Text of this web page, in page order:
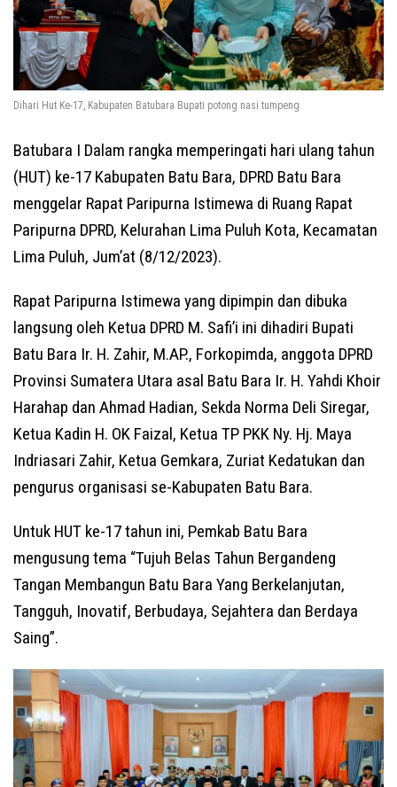
Dihari Hut Ke-17, Kabupaten Batubara Bupati potong nasi tumpeng
Batubara I Dalam rangka memperingati hari ulang tahun
(HUT) ke-17 Kabupaten Batu Bara, DPRD Batu Bara
menggelar Rapat Paripurna Istimewa di Ruang Rapat
Paripurna DPRD, Kelurahan Lima Puluh Kota, Kecamatan
Lima Puluh, Jum’at (8/12/2023).
Rapat Paripurna Istimewa yang dipimpin dan dibuka
langsung oleh Ketua DPRD M. Safi’i ini dihadiri Bupati
Batu Bara Ir. H. Zahir, M.AP., Forkopimda, anggota DPRD
Provinsi Sumatera Utara asal Batu Bara Ir. H. Yahdi Khoir
Harahap dan Ahmad Hadian, Sekda Norma Deli Siregar,
Ketua Kadin H. OK Faizal, Ketua TP PKK Ny. Hj. Maya
Indriasari Zahir, Ketua Gemkara, Zuriat Kedatukan dan
pengurus organisasi se-Kabupaten Batu Bara.
Untuk HUT ke-17 tahun ini, Pemkab Batu Bara
mengusung tema “Tujuh Belas Tahun Bergandeng
Tangan Membangun Batu Bara Yang Berkelanjutan,
Tangguh, Inovatif, Berbudaya, Sejahtera dan Berdaya
Saing”.